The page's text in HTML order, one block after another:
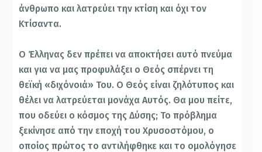
άνθρωπο και λατρεύει την κτίση και όχι τον
Κτίσαντα.
Ο Έλληνας δεν πρέπει να αποκτήσει αυτό πνεύμα
και για να μας προφυλάξει ο Θεός σπέρνει τη
θεϊκή «διχόνοιά» Του. Ο Θεός είναι ζηλότυπος και
θέλει να λατρεύεται μονάχα Αυτός. Θα μου πείτε,
που οδεύει ο κόσμος της Δύσης; Το πρόβλημα
ξεκίνησε από την εποχή του Χρυσοστόμου, ο
οποίος πρώτος το αντιλήφθηκε και το ομολόγησε